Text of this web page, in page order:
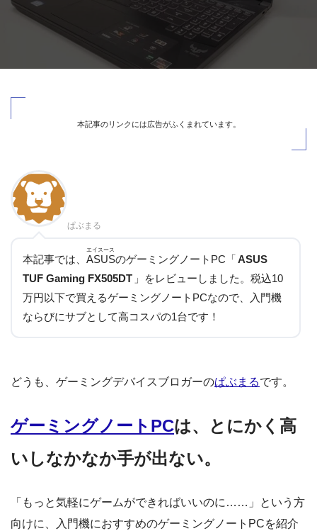
本記事のリンクには広告がふくまれています。
ぱぶまる
本記事では、ASUS
エイスース
のゲーミングノートPC「 ASUS
TUF Gaming FX505DT 」をレビューしました。税込10
万円以下で買えるゲーミングノートPCなので、入門機
ならびにサブとして高コスパの1台です！
どうも、ゲーミングデバイスブロガーのぱぶまるです。
ゲーミングノートPCは、とにかく高
いしなかなか手が出ない。
「もっと気軽にゲームができればいいのに……」という方
向けに、入門機におすすめのゲーミングノートPCを紹介